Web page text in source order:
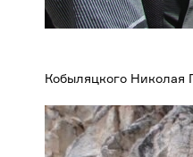
Кобыляцкого Николая